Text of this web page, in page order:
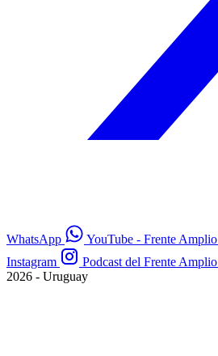
WhatsApp YouTube - Frente Amplio
Instagram
Podcast del Frente Amplio
2026 - Uruguay